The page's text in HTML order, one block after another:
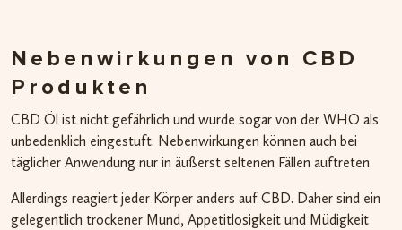
Nebenwirkungen von CBD
Produkten
CBD Öl ist nicht gefährlich und wurde sogar von der WHO als
unbedenklich eingestuft. Nebenwirkungen können auch bei
täglicher Anwendung nur in äußerst seltenen Fällen auftreten.
Allerdings reagiert jeder Körper anders auf CBD. Daher sind ein
gelegentlich trockener Mund, Appetitlosigkeit und Müdigkeit